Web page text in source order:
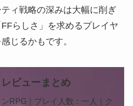
ィ戦略の深みは大幅に削ぎ
らしさ」を求めるプレイヤ
じるかもです。
ビューまとめ
RPG｜プレイ人数：一人｜ク